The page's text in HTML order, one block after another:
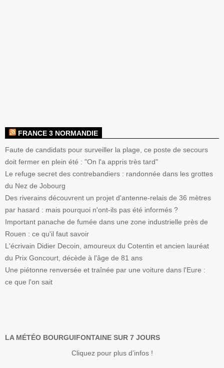
FRANCE 3 NORMANDIE
Faute de candidats pour surveiller la plage, ce poste de secours
doit fermer en plein été : "On l'a appris très tard"
Le refuge secret des contrebandiers : randonnée dans les grottes
du Nez de Jobourg
Des riverains découvrent un projet d'antenne-relais de 36 mètres
par hasard : mais pourquoi n'ont-ils pas été informés ?
Important panache de fumée dans une zone industrielle près de
Rouen : ce qu'il faut savoir
L'écrivain Didier Decoin, amoureux du Cotentin et ancien lauréat
du Prix Goncourt, décède à l'âge de 81 ans
Une piétonne renversée et traînée par une voiture dans l'Eure :
ce que l'on sait
LA MÉTÉO BOURGUIFONTAINE SUR 7 JOURS
Cliquez pour plus d’infos !